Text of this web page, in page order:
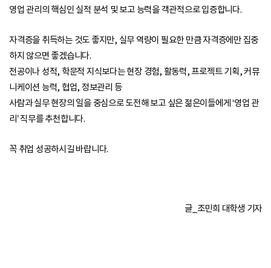
영업 관리의 핵심인 실적 분석 및 보고 능력을 객관적으로 입증합니다.
자격증을 취득하는 것도 좋지만, 실무 역량이 필요한 만큼 자격증에만 집중
하지 않으면 좋겠습니다.
전공이나 성적, 학문적 지식보다는 현장 경험, 활동력, 프로젝트 기획, 커뮤
니케이션 능력, 협업, 정보관리 등
사람과 실무 현장의 일을 중심으로 도전해 보고 싶은 젊은이들에게 ‘영업 관
리’ 직무를 추천합니다.
꼭 취업 성공하시길 바랍니다.
글_조민희 대학생 기자